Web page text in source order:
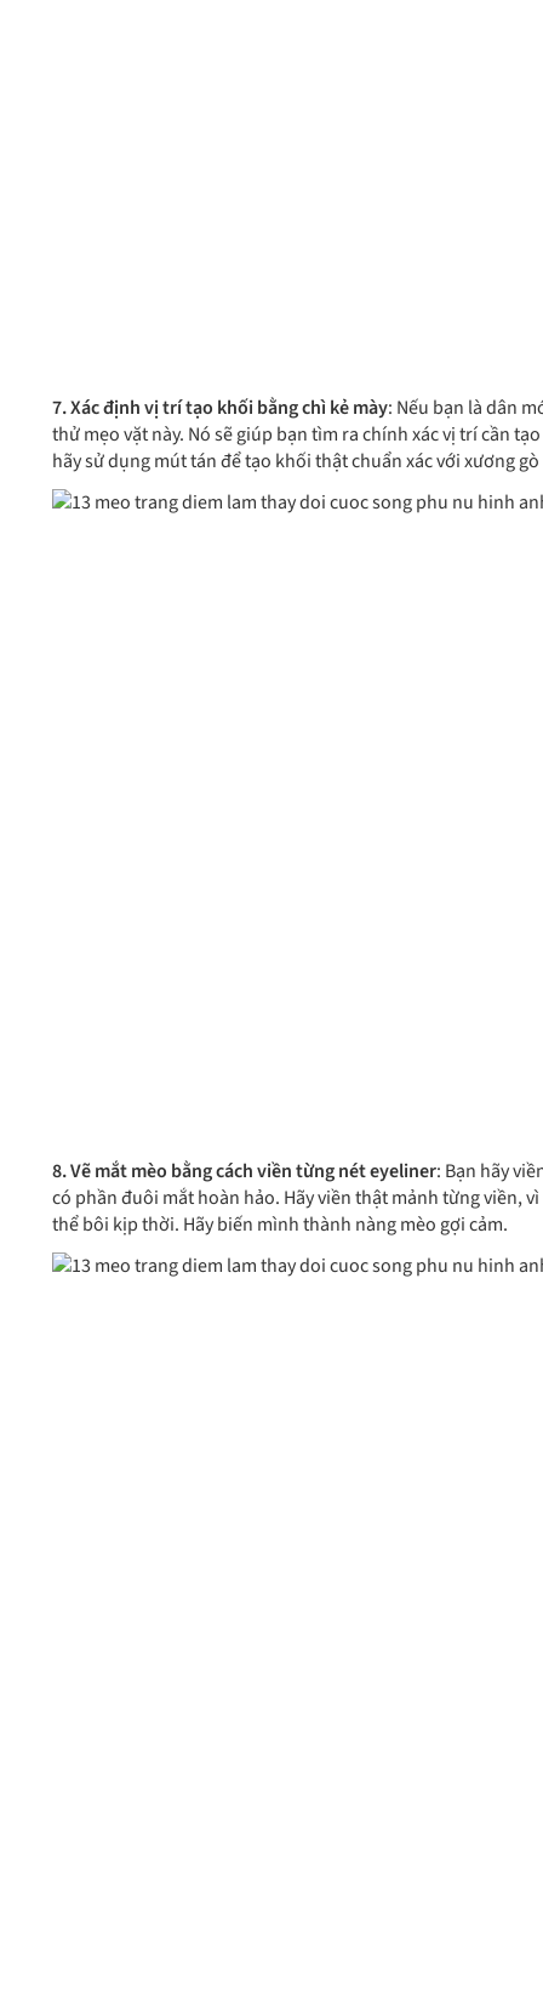
7. Xác định vị trí tạo khối bằng chì kẻ mày: Nếu bạn là dân
thử mẹo vặt này. Nó sẽ giúp bạn tìm ra chính xác vị trí cần
hãy sử dụng mút tán để tạo khối thật chuẩn xác với xương
8. Vẽ mắt mèo bằng cách viền từng nét eyeliner: Bạn hãy
có phần đuôi mắt hoàn hảo. Hãy viền thật mảnh từng viền,
thể bôi kịp thời. Hãy biến mình thành nàng mèo gợi cảm.